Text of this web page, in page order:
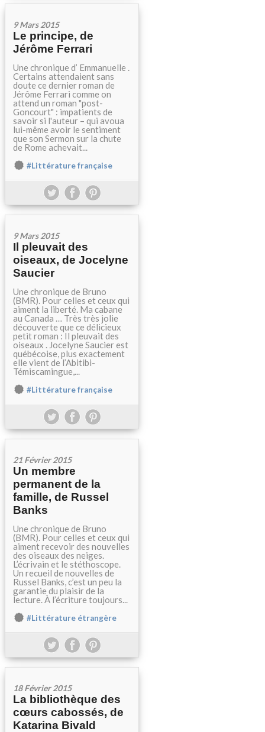
9 Mars 2015
Le principe, de
Jérôme Ferrari
Une chronique d’ Emmanuelle .
Certains attendaient sans
doute ce dernier roman de
Jérôme Ferrari comme on
attend un roman "post-
Goncourt" : impatients de
savoir si l'auteur – qui avoua
lui-même avoir le sentiment
que son Sermon sur la chute
de Rome achevait...
#Littérature française
9 Mars 2015
Il pleuvait des
oiseaux, de Jocelyne
Saucier
Une chronique de Bruno
(BMR). Pour celles et ceux qui
aiment la liberté. Ma cabane
au Canada … Très très jolie
découverte que ce délicieux
petit roman : Il pleuvait des
oiseaux . Jocelyne Saucier est
québécoise, plus exactement
elle vient de l’Abitibi-
Témiscamingue,...
#Littérature française
21 Février 2015
Un membre
permanent de la
famille, de Russel
Banks
Une chronique de Bruno
(BMR). Pour celles et ceux qui
aiment recevoir des nouvelles
des oiseaux des neiges.
L’écrivain et le stéthoscope.
Un recueil de nouvelles de
Russel Banks, c’est un peu la
garantie du plaisir de la
lecture. À l’écriture toujours...
#Littérature étrangère
18 Février 2015
La bibliothèque des
cœurs cabossés, de
Katarina Bivald